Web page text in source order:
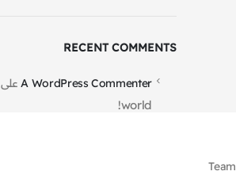
RECENT COMMENTS
A WordPress Commenterعلى
world!